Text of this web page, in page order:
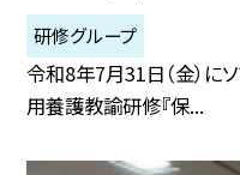
研修グループ
令和8年7月31日（金）に
用養護教諭研修『保...